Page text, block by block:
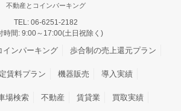
ングOPEN
ングOPEN
不動産とコインパーキング
TEL: 06-6251-2182
時間: 9:00～17:00(土日祝除く)
インパーキング 歩合制の売上還元プラン
賃料プラン 機器販売 導入実績
場検索 不動産 賃貸業 買取実績